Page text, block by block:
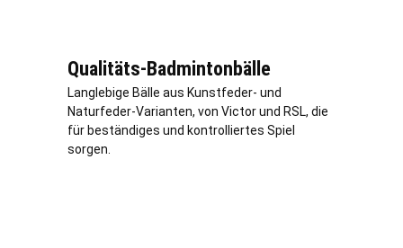
Qualitäts-Badmintonbälle
Langlebige Bälle aus Kunstfeder- und
Naturfeder-Varianten, von Victor und RSL, die
für beständiges und kontrolliertes Spiel
sorgen.